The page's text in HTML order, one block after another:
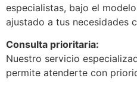
especialistas, bajo el
ajustado a tus necesidades
Consulta prioritaria:
Nuestro servicio
permite atenderte con